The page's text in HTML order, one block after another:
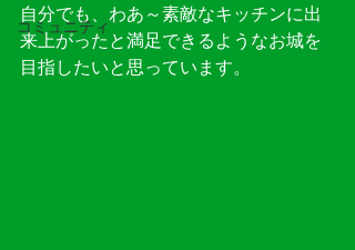
コミュニティ
自分でも、わあ～素敵なキッチンに出
来上がったと満足できるようなお城を
目指したいと思っています。